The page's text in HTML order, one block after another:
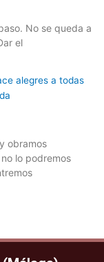
No se queda a
el
obramos
lo podremos